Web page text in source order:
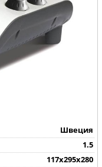
Швеция
1.5
117x295x280